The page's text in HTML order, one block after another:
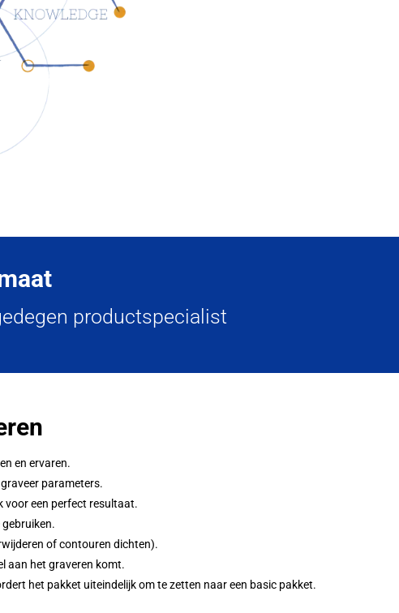
productspecialist
en ervaren.
parameters.
voor een perfect resultaat.
of contouren dichten).
aan het graveren komt.
het pakket uiteindelijk om te zetten naar een basic pakket.